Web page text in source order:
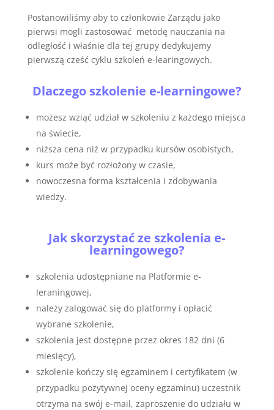
Postanowiliśmy aby to członkowie Zarządu jako
pierwsi mogli zastosować metodę nauczania na
odległość i właśnie dla tej grupy dedykujemy
pierwszą cześć cyklu szkoleń e-learingowych.
Dlaczego szkolenie e-learningowe?
możesz wziąć udział w szkoleniu z każdego miejsca
na świecie,
niższa cena niż w przypadku kursów osobistych,
kurs może być rozłożony w czasie,
nowoczesna forma kształcenia i zdobywania
wiedzy.
Jak skorzystać ze szkolenia e-
learningowego?
szkolenia udostępniane na Platformie e-
leraningowej,
należy zalogować się do platformy i opłacić
wybrane szkolenie,
szkolenia jest dostępne przez okres 182 dni (6
miesięcy),
szkolenie kończy się egzaminem i certyfikatem (w
przypadku pozytywnej oceny egzaminu) uczestnik
otrzyma na swój e-mail, zaproszenie do udziału w